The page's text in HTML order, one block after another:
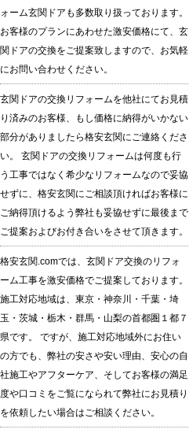
ォーム玄関ドアも多数取り扱っております。
お客様のプランにあわせた激安価格にて、玄
関ドアの交換をご提案致しますので、お気軽
にお問い合わせください。
玄関ドアの交換リフォームを他社にてお見積
り済みのお客様、もし価格に納得がいかない
部分がありましたら格安玄関にご連絡くださ
い。 玄関ドアの交換リフォームは何度も行
う工事ではなく希少なリフォームなので妥協
せずに、格安玄関にご相談頂ければお客様に
ご納得頂けるよう弊社も妥協せずに最後まで
ご提案およびお付き合いをさせて頂きます。
格安玄関.comでは、玄関ドア交換のリフォ
ーム工事を激安価格でご提案しております。
施工対応地域は、東京・神奈川・千葉・埼
玉・茨城・栃木・群馬・山梨の首都圏１都７
県です。 ですが、施工対応地域外にお住い
の方でも、弊社の安さや安い理由、安心の自
社施工やアフターケア、そしてお客様の満足
度や口コミをご覧になられて弊社にお見積り
を依頼したい場合はご相談ください。